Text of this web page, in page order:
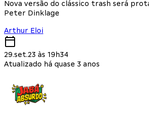
Nova versão do clássico trash será
Peter Dinklage
Arthur Eloi
29.set.23 às 19h34
Atualizado há quase 3 anos